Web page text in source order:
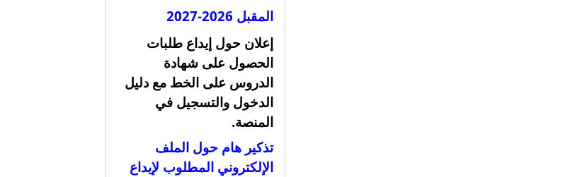
المقبل 2026-2027
إعلان حول إيداع طلبات
الحصول على شهادة
الدروس على الخط مع دليل
الدخول والتسجيل في
المنصة.
تذكير هام حول الملف
الإلكتروني المطلوب لإيداع